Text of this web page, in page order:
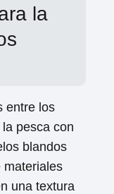
la
entre los
pesca con
blandos
materiales
una textura